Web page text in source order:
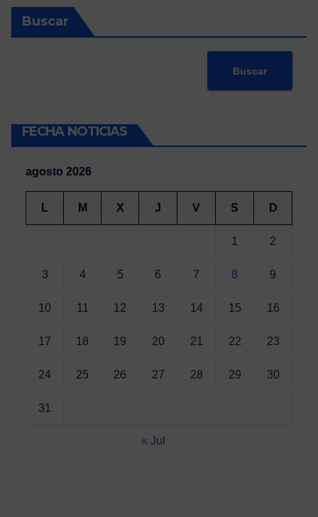
Buscar
Buscar
FECHA NOTICIAS
agosto 2026
L M X J V S D
1 2
3 4 5 6 7 8 9
10 11 12 13 14 15 16
17 18 19 20 21 22 23
24 25 26 27 28 29 30
31
« Jul